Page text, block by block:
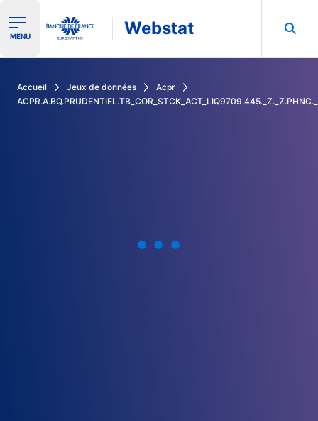
Ouvrir le menu de navigation
MENU Webstat
Accueil Jeux de données
Acpr